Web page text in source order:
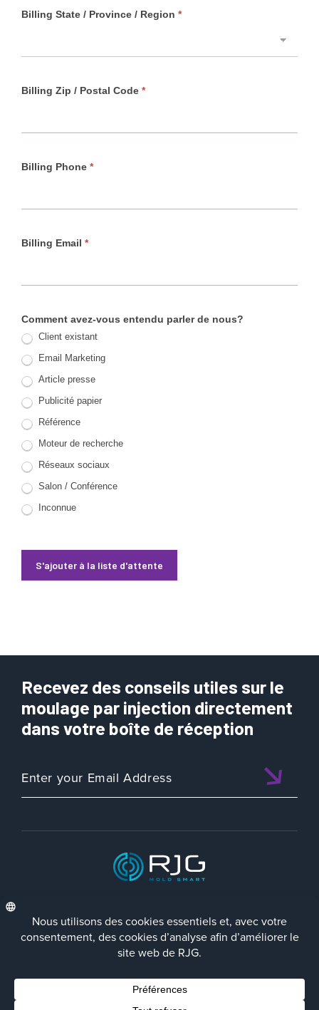
Billing State / Province / Region *
Billing Zip / Postal Code *
Billing Phone *
Billing Email *
Comment avez-vous entendu parler de nous?
Client existant
Email Marketing
Article presse
Publicité papier
Référence
Moteur de recherche
Réseaux sociaux
Salon / Conférence
Inconnue
S'ajouter à la liste d'attente
Recevez des conseils utiles sur le
moulage par injection directement
dans votre boîte de réception
Politique de Confidentialité